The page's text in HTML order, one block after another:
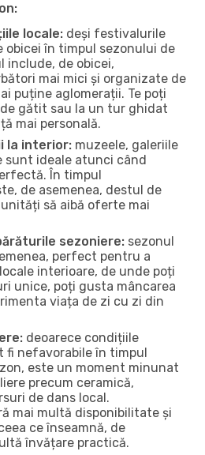
locale: deși festivalurile
obicei în timpul sezonului de
include, de obicei,
mai mici și organizate de
puține aglomerații. Te poți
gătit sau la un tur ghidat
mai personală.
la interior: muzeele, galeriile
sunt ideale atunci când
În timpul
de asemenea, destul de
să aibă oferte mai
sezoniere: sezonul
perfect pentru a
interioare, de unde poți
unice, poți gusta mâncarea
viața de zi cu zi din
deoarece condițiile
fi nefavorabile în timpul
este un moment minunat
precum ceramică,
de dans local.
mai multă disponibilitate și
ce înseamnă, de
învățare practică.